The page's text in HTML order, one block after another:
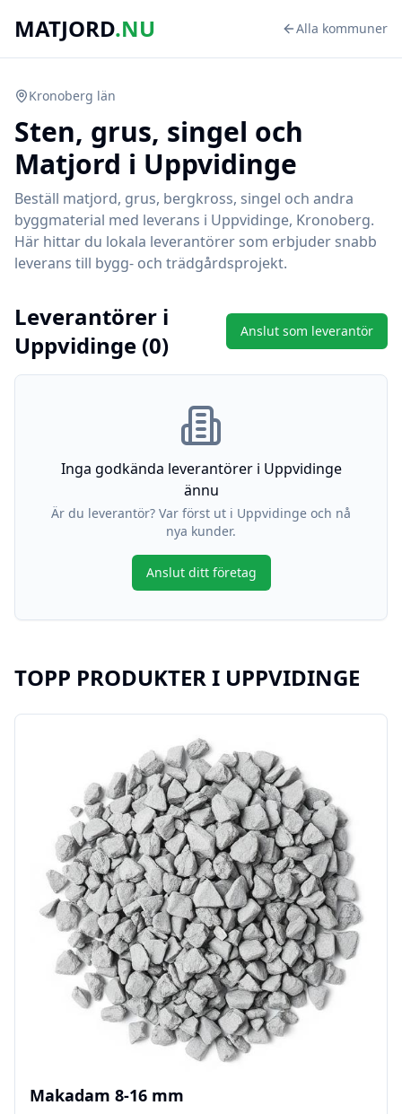
MATJORD.NU Alla kommuner
Kronoberg län
Sten, grus, singel och
Matjord i Uppvidinge
Beställ matjord, grus, bergkross, singel och andra
byggmaterial med leverans i Uppvidinge, Kronoberg.
Här hittar du lokala leverantörer som erbjuder snabb
leverans till bygg- och trädgårdsprojekt.
Leverantörer i
Uppvidinge (0) Anslut som leverantör
Inga godkända leverantörer i Uppvidinge
ännu
Är du leverantör? Var först ut i Uppvidinge och nå
nya kunder.
Anslut ditt företag
TOPP PRODUKTER I UPPVIDINGE
Makadam 8-16 mm